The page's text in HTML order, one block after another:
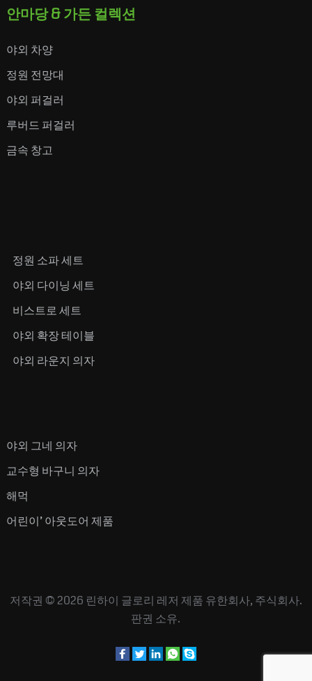
안마당 & 가든 컬렉션
야외 차양
정원 전망대
야외 퍼걸러
루버드 퍼걸러
금속 창고
정원 소파 세트
야외 다이닝 세트
비스트로 세트
야외 확장 테이블
야외 라운지 의자
야외 그네 의자
교수형 바구니 의자
해먹
어린이’ 아웃도어 제품
저작권 © 2026 린하이 글로리 레저 제품 유한회사, 주식회사.
판권 소유.